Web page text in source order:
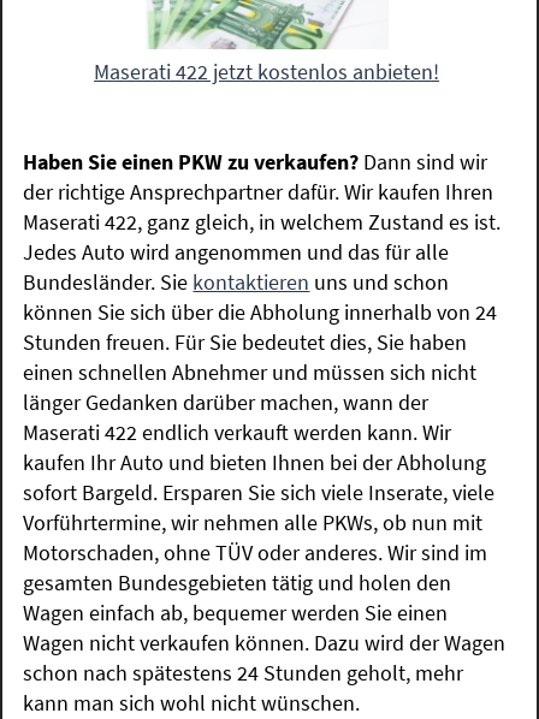
Maserati 422 jetzt kostenlos anbieten!
Haben Sie einen PKW zu verkaufen? Dann sind wir
der richtige Ansprechpartner dafür. Wir kaufen Ihren
Maserati 422, ganz gleich, in welchem Zustand es ist.
Jedes Auto wird angenommen und das für alle
Bundesländer. Sie kontaktieren uns und schon
können Sie sich über die Abholung innerhalb von 24
Stunden freuen. Für Sie bedeutet dies, Sie haben
einen schnellen Abnehmer und müssen sich nicht
länger Gedanken darüber machen, wann der
Maserati 422 endlich verkauft werden kann. Wir
kaufen Ihr Auto und bieten Ihnen bei der Abholung
sofort Bargeld. Ersparen Sie sich viele Inserate, viele
Vorführtermine, wir nehmen alle PKWs, ob nun mit
Motorschaden, ohne TÜV oder anderes. Wir sind im
gesamten Bundesgebieten tätig und holen den
Wagen einfach ab, bequemer werden Sie einen
Wagen nicht verkaufen können. Dazu wird der Wagen
schon nach spätestens 24 Stunden geholt, mehr
kann man sich wohl nicht wünschen.